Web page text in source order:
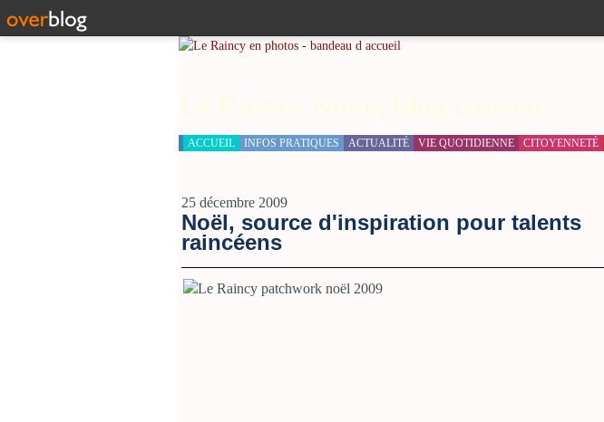
ACCUEIL INFOS PRATIQUES ACTUALITÉ VIE QUOTIDIENNE CITOYENNETÉ
25 décembre 2009
Noël, source d'inspiration pour talents
raincéens